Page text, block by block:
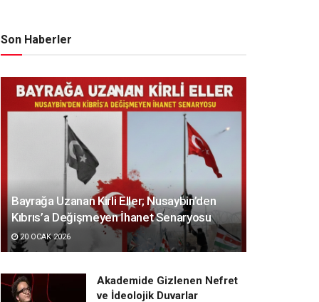
Son Haberler
Bayrağa Uzanan Kirli Eller; Nusaybin’den
Kıbrıs’a Değişmeyen İhanet Senaryosu
20 OCAK 2026
Akademide Gizlenen Nefret
ve İdeolojik Duvarlar